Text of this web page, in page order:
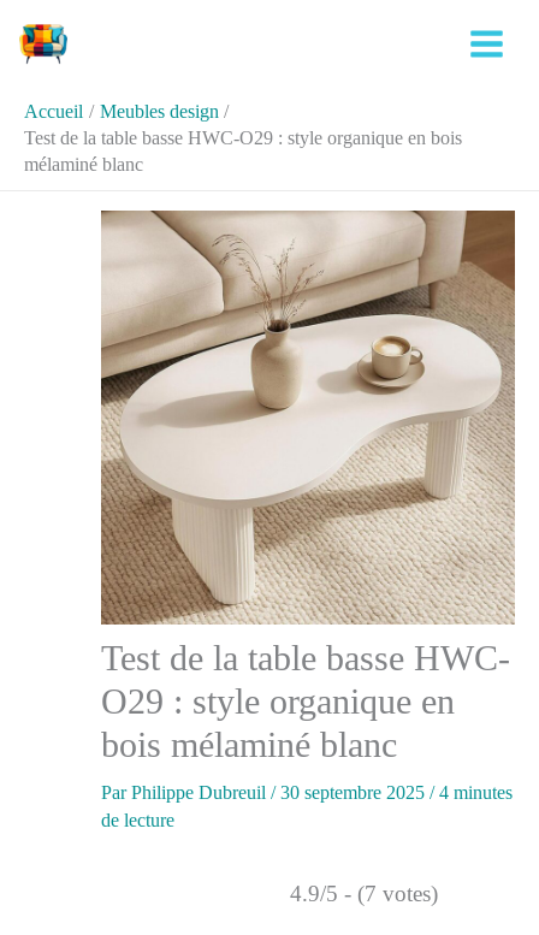
Accueil
Meubles design
Test de la table basse HWC-O29 : style organique en bois
mélaminé blanc
Test de la table basse HWC-
O29 : style organique en
bois mélaminé blanc
ParPhilippe Dubreuil /30 septembre 2025 /4 minutes
de lecture
4.9/5 - (7 votes)